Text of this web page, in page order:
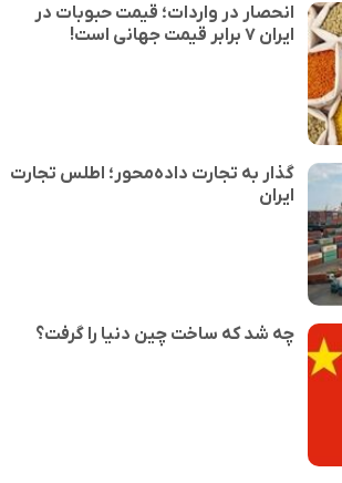
انحصار در واردات؛ قیمت حبوبات در
ایران ۷ برابر قیمت جهانی است!
گذار به تجارت داده‌محور؛ اطلس تجارت
ایران
چه شد که ساخت چین دنیا را گرفت؟